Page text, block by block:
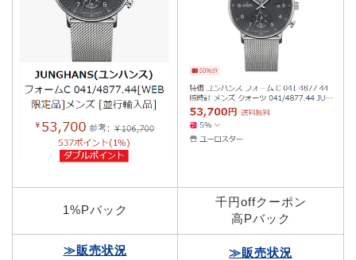
1%Pバック
千円offクーポン
高Pバック
≫販売状況 ≫販売状況